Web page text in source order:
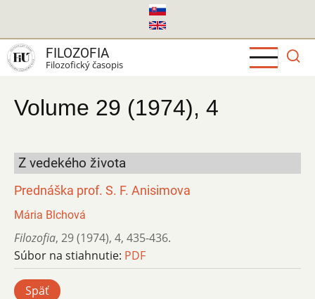
hlavný
obsah
FILOZOFIA
Filozofický časopis
Volume 29 (1974), 4
Z vedekého života
Prednáška prof. S. F. Anisimova
Mária Blchová
Filozofia, 29 (1974), 4, 435-436.
Súbor na stiahnutie: PDF
Späť